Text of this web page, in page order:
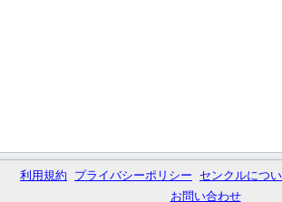
利用規約 プライバシーポリシー センクルにつ
お問い合わせ